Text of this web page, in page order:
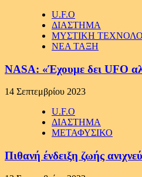
U.F.O
ΔΙΑΣΤΗΜΑ
ΜΥΣΤΙΚΗ
ΝΕΑ ΤΑΞΗ
NASA: «Έχουμε δει UFO
14 Σεπτεμβρίου 2023
U.F.O
ΔΙΑΣΤΗΜΑ
ΜΕΤΑΦΥΣΙΚΟ
Πιθανή ένδειξη ζωής